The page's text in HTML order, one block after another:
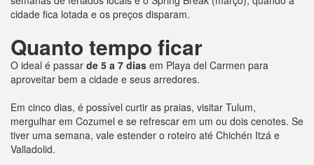
cidade fica lotada e os preços disparam.
Quanto tempo ficar
O ideal é passar de 5 a 7 dias em Playa del Carmen para
aproveitar bem a cidade e seus arredores.
Em cinco dias, é possível curtir as praias, visitar Tulum,
mergulhar em Cozumel e se refrescar em um ou dois cenotes. Se
tiver uma semana, vale estender o roteiro até Chichén Itzá e
Valladolid.